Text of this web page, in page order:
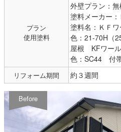
プラン
使用塗料
外壁プラン：
塗料メーカー
塗料名：ＫＦ
色：21-70H（
屋根 KFワー
色：SC44 付
リフォーム期間 約３週間
Before